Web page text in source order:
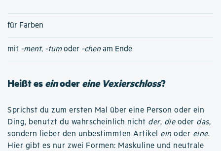
für Farben
mit -ment, -tumoder -chen am Ende
Heißt eseinodereine Vexierschloss?
Sprichst du zum ersten Mal über eine Person oder ein
Ding, benutzt du wahrscheinlich nicht der, dieoder das,
sondern lieber den unbestimmten Artikel ein oder eine.
Hier gibt es nur zwei Formen: Maskuline und neutrale